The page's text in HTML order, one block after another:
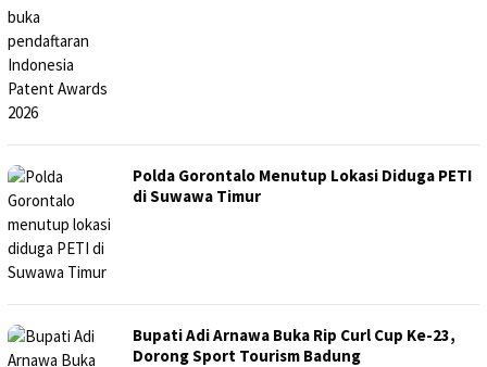
Polda Gorontalo Menutup Lokasi Diduga PETI
di Suwawa Timur
Bupati Adi Arnawa Buka Rip Curl Cup Ke-23,
Dorong Sport Tourism Badung